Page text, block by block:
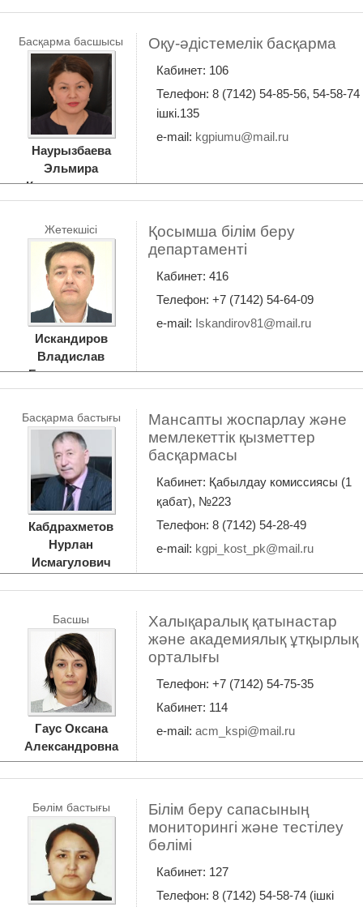
Oқу-әдістемелік басқарма
Басқарма басшысы
Наурызбаева
Эльмира
Кенжегалиевна
Кабинет: 106
Телефон: 8 (7142) 54-85-56, 54-58-74
ішкі.135
e-mail: kgpiumu@mail.ru
Қосымша білім беру
департаменті
Жетекшісі
Искандиров
Владислав
Бекмуратович
Кабинет: 416
Телефон: +7 (7142) 54-64-09
e-mail: Iskandirov81@mail.ru
Мансапты жоспарлау және
мемлекеттік қызметтер
басқармасы
Басқарма бастығы
Кабдрахметов
Нурлан
Исмагулович
Кабинет: Қабылдау комиссиясы (1
қабат), №223
Телефон: 8 (7142) 54-28-49
e-mail: kgpi_kost_pk@mail.ru
Халықаралық қатынастар
және академиялық ұтқырлық
орталығы
Басшы
Гаус Оксана
Александровна
Телефон: +7 (7142) 54-75-35
Кабинет: 114
e-mail: acm_kspi@mail.ru
Білім беру сапасының
мониторингі және тестілеу
бөлімі
Бөлім бастығы
Кабинет: 127
Телефон: 8 (7142) 54-58-74 (ішкі